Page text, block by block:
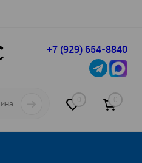
+7 (929) 654-8840
0 0